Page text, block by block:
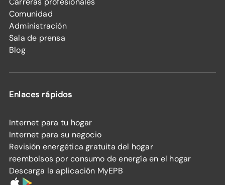
Comunidad
Administración
Sala de prensa
Blog
Enlaces rápidos
Internet para tu hogar
Internet para su negocio
Revisión energética gratuita del hogar
reembolsos por consumo de energía en el hogar
Descarga la aplicación MyEPB